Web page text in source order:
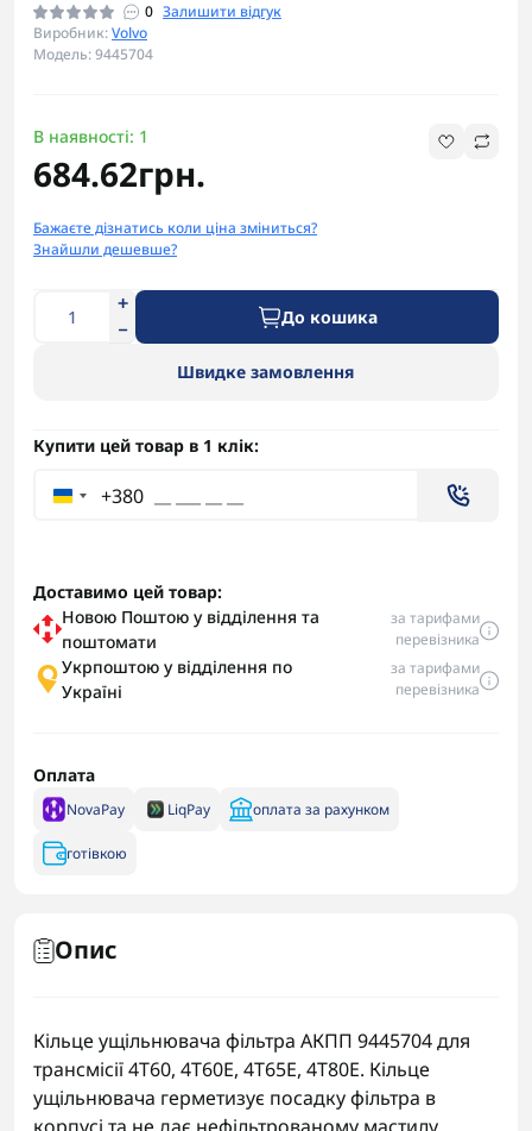
0 Залишити відгук
Виробник:Volvo
Модель: 9445704
В наявності: 1
684.62грн.
Бажаєте дізнатись коли ціна зміниться?
Знайшли дешевше?
До кошика
Швидке замовлення
Купити цей товар в 1 клік:
+380
Доставимо цей товар:
Новою Поштою у відділення та
поштомати
за тарифами
перевізника
Укрпоштою у відділення по
Україні
за тарифами
перевізника
Оплата
NovaPay LiqPay оплата за рахунком
готівкою
Опис
Кільце ущільнювача фільтра АКПП 9445704 для
трансмісії 4T60, 4T60E, 4T65E, 4T80E. Кільце
ущільнювача герметизує посадку фільтра в